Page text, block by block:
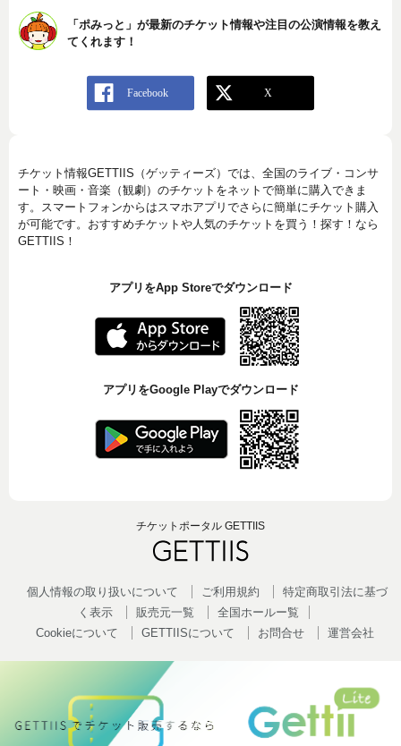
「ポみっと」が最新のチケット情報や注目の公演情報を教え
てくれます！
チケット情報GETTIIS（ゲッティーズ）では、全国のライブ・コンサ
ート・映画・音楽（観劇）のチケットをネットで簡単に購入できま
す。スマートフォンからはスマホアプリでさらに簡単にチケット購入
が可能です。おすすめチケットや人気のチケットを買う！探す！なら
GETTIIS！
アプリをApp Storeでダウンロード
アプリをGoogle Playでダウンロード
チケットポータル GETTIIS
個人情報の取り扱いについて ご利用規約
特定商取引法に基づ
く表示
販売元一覧
全国ホールー覧
Cookieについて
GETTIISについて お問合せ 運営会社